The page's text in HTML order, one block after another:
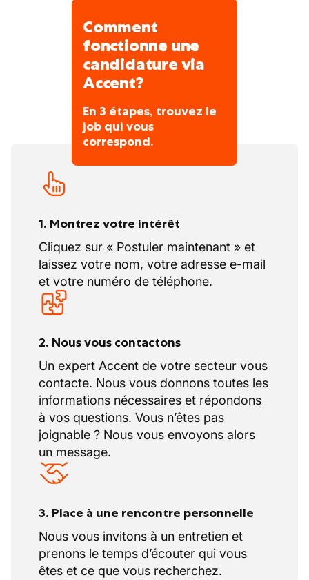
Comment
fonctionne une
candidature via
Accent?
En 3 étapes, trouvez le
job qui vous
correspond.
1. Montrez votre intérêt
Cliquez sur « Postuler maintenant » et
laissez votre nom, votre adresse e-mail
et votre numéro de téléphone.
2. Nous vous contactons
Un expert Accent de votre secteur vous
contacte. Nous vous donnons toutes les
informations nécessaires et répondons
à vos questions. Vous n’êtes pas
joignable ? Nous vous envoyons alors
un message.
3. Place à une rencontre personnelle
Nous vous invitons à un entretien et
prenons le temps d’écouter qui vous
êtes et ce que vous recherchez.